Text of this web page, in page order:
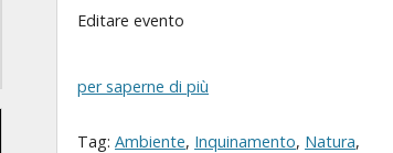
Editare evento
per saperne di più
Tag: Ambiente, Inquinamento, Natura,